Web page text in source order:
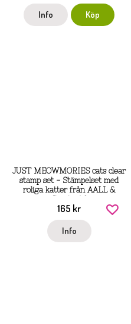
Info Köp
JUST MEOWMORIES cats clear
stamp set - Stämpelset med
roliga katter från AALL &
165 kr
Info